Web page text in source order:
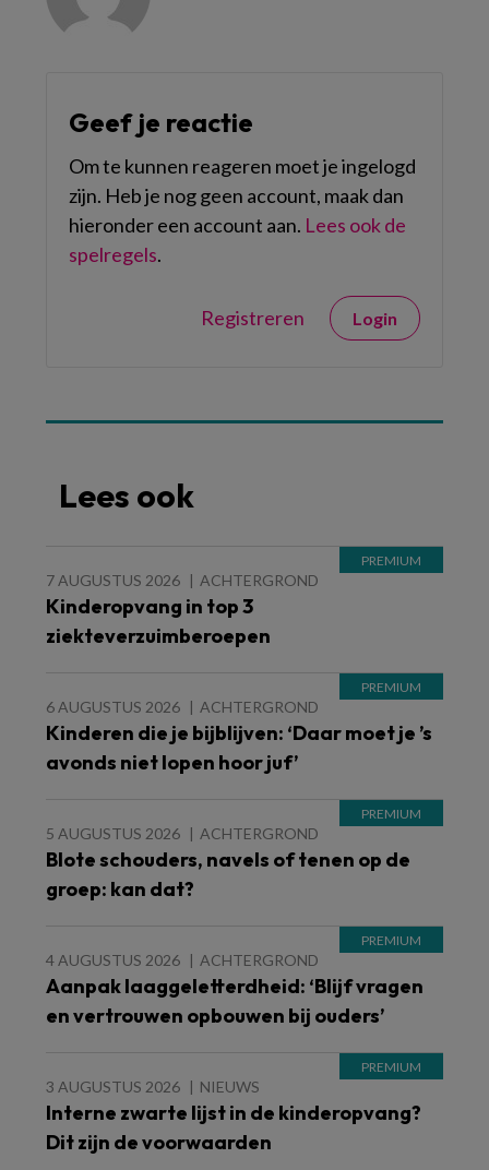
Geef je reactie
Om te kunnen reageren moet je ingelogd
zijn. Heb je nog geen account, maak dan
hieronder een account aan. Lees ook de
spelregels.
Registreren Login
Lees ook
7 AUGUSTUS 2026 ACHTERGROND
Kinderopvang in top 3
ziekteverzuimberoepen
6 AUGUSTUS 2026 ACHTERGROND
Kinderen die je bijblijven: ‘Daar moet je ’s
avonds niet lopen hoor juf’
5 AUGUSTUS 2026 ACHTERGROND
Blote schouders, navels of tenen op de
groep: kan dat?
4 AUGUSTUS 2026 ACHTERGROND
Aanpak laaggeletterdheid: ‘Blijf vragen
en vertrouwen opbouwen bij ouders’
3 AUGUSTUS 2026 NIEUWS
Interne zwarte lijst in de kinderopvang?
Dit zijn de voorwaarden